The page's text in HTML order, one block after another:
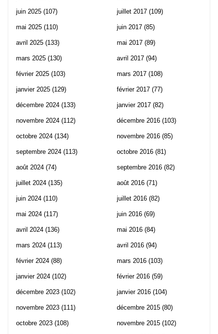
juin 2025 (107)
mai 2025 (110)
avril 2025 (133)
mars 2025 (130)
février 2025 (103)
janvier 2025 (129)
décembre 2024 (133)
novembre 2024 (112)
octobre 2024 (134)
septembre 2024 (113)
août 2024 (74)
juillet 2024 (135)
juin 2024 (110)
mai 2024 (117)
avril 2024 (136)
mars 2024 (113)
février 2024 (88)
janvier 2024 (102)
décembre 2023 (102)
novembre 2023 (111)
octobre 2023 (108)
juillet 2017 (109)
juin 2017 (85)
mai 2017 (89)
avril 2017 (94)
mars 2017 (108)
février 2017 (77)
janvier 2017 (82)
décembre 2016 (103)
novembre 2016 (85)
octobre 2016 (81)
septembre 2016 (82)
août 2016 (71)
juillet 2016 (82)
juin 2016 (69)
mai 2016 (84)
avril 2016 (94)
mars 2016 (103)
février 2016 (59)
janvier 2016 (104)
décembre 2015 (80)
novembre 2015 (102)